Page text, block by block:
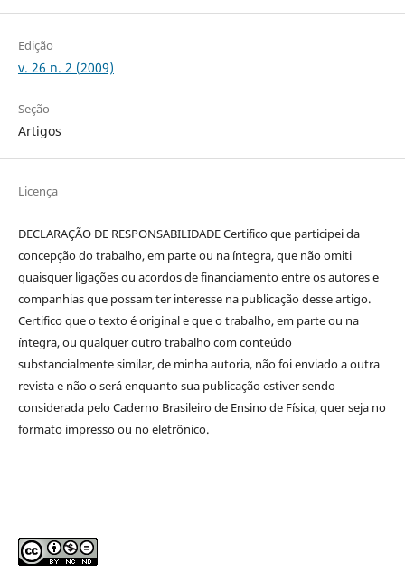
Edição
v. 26 n. 2 (2009)
Seção
Artigos
Licença
DECLARAÇÃO DE RESPONSABILIDADE Certifico que participei da
concepção do trabalho, em parte ou na íntegra, que não omiti
quaisquer ligações ou acordos de financiamento entre os autores e
companhias que possam ter interesse na publicação desse artigo.
Certifico que o texto é original e que o trabalho, em parte ou na
íntegra, ou qualquer outro trabalho com conteúdo
substancialmente similar, de minha autoria, não foi enviado a outra
revista e não o será enquanto sua publicação estiver sendo
considerada pelo Caderno Brasileiro de Ensino de Física, quer seja no
formato impresso ou no eletrônico.